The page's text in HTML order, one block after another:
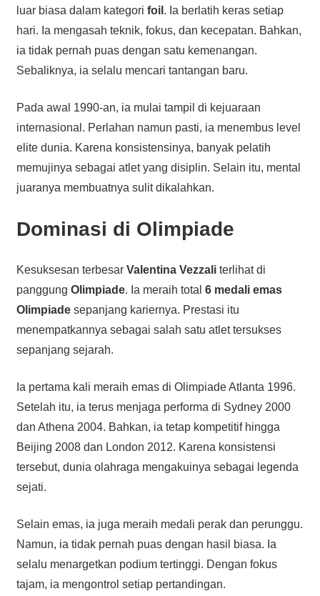
luar biasa dalam kategori foil . Ia berlatih keras setiap
hari. Ia mengasah teknik, fokus, dan kecepatan. Bahkan,
ia tidak pernah puas dengan satu kemenangan.
Sebaliknya, ia selalu mencari tantangan baru.
Pada awal 1990-an, ia mulai tampil di kejuaraan
internasional. Perlahan namun pasti, ia menembus level
elite dunia. Karena konsistensinya, banyak pelatih
memujinya sebagai atlet yang disiplin. Selain itu, mental
juaranya membuatnya sulit dikalahkan.
Dominasi di Olimpiade
Kesuksesan terbesar Valentina Vezzaliterlihat di
panggung Olimpiade. Ia meraih total 6 medali emas
Olimpiadesepanjang kariernya. Prestasi itu
menempatkannya sebagai salah satu atlet tersukses
sepanjang sejarah.
Ia pertama kali meraih emas di Olimpiade Atlanta 1996.
Setelah itu, ia terus menjaga performa di Sydney 2000
dan Athena 2004. Bahkan, ia tetap kompetitif hingga
Beijing 2008 dan London 2012. Karena konsistensi
tersebut, dunia olahraga mengakuinya sebagai legenda
sejati.
Selain emas, ia juga meraih medali perak dan perunggu.
Namun, ia tidak pernah puas dengan hasil biasa. Ia
selalu menargetkan podium tertinggi. Dengan fokus
tajam, ia mengontrol setiap pertandingan.